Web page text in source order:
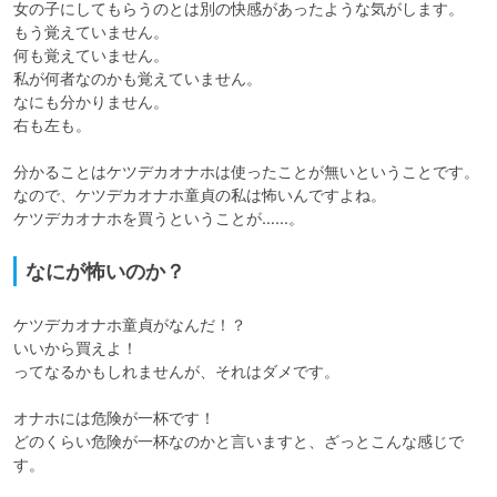
女の子にしてもらうのとは別の快感があったような気がします。
もう覚えていません。
何も覚えていません。
私が何者なのかも覚えていません。
なにも分かりません。
右も左も。
分かることはケツデカオナホは使ったことが無いということです。
なので、ケツデカオナホ童貞の私は怖いんですよね。
ケツデカオナホを買うということが……。
なにが怖いのか？
ケツデカオナホ童貞がなんだ！？
いいから買えよ！
ってなるかもしれませんが、それはダメです。
オナホには危険が一杯です！
どのくらい危険が一杯なのかと言いますと、ざっとこんな感じで
す。